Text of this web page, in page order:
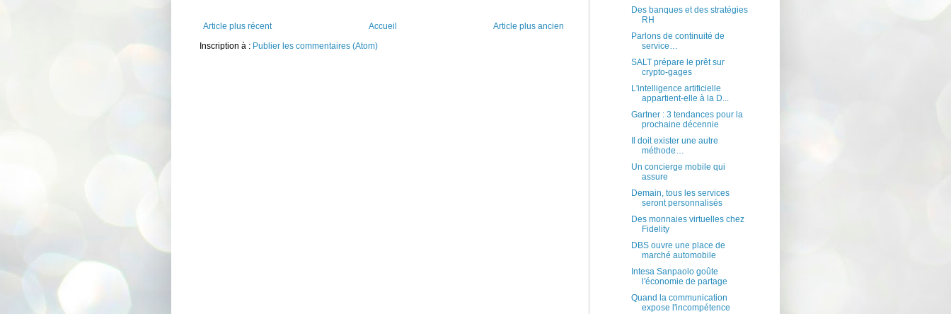
Article plus récent Article plus ancien
Accueil
Inscription à : Publier les commentaires (Atom)
Des banques et des stratégies
RH
Parlons de continuité de
service…
SALT prépare le prêt sur
crypto-gages
L'intelligence artificielle
appartient-elle à la D...
Gartner : 3 tendances pour la
prochaine décennie
Il doit exister une autre
méthode…
Un concierge mobile qui
assure
Demain, tous les services
seront personnalisés
Des monnaies virtuelles chez
Fidelity
DBS ouvre une place de
marché automobile
Intesa Sanpaolo goûte
l'économie de partage
Quand la communication
expose l'incompétence